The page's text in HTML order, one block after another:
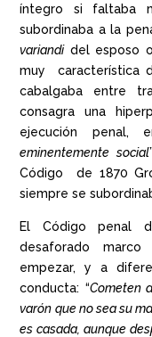
íntegro si faltaba
subordinaba a la
variandidel esposo
muy característica
cabalgaba entre
consagra una
ejecución
eminentemente social
Código de 1870
siempre se
El Código penal
desaforado
empezar, y a
conducta: “Cometen
varón que no sea su
es casada, aunque